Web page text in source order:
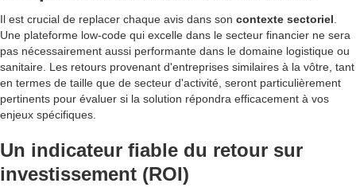
Il est crucial de replacer chaque avis dans son contexte sectoriel.
Une plateforme low-code qui excelle dans le secteur financier ne sera
pas nécessairement aussi performante dans le domaine logistique ou
sanitaire. Les retours provenant d'entreprises similaires à la vôtre, tant
en termes de taille que de secteur d'activité, seront particulièrement
pertinents pour évaluer si la solution répondra efficacement à vos
enjeux spécifiques.
Un indicateur fiable du retour sur
investissement (ROI)